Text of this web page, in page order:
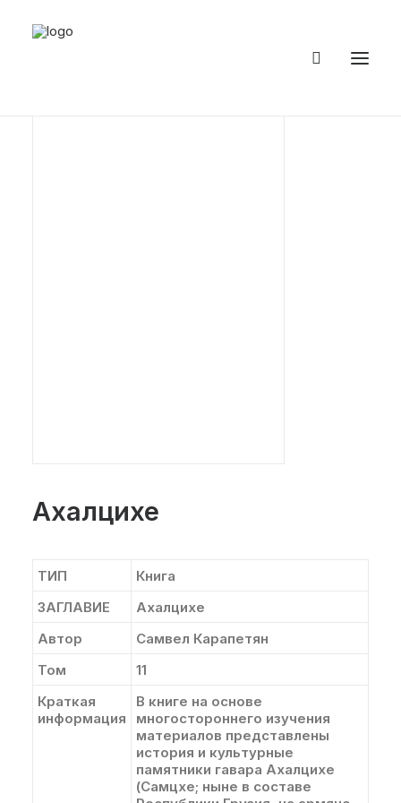
Ахалцихе
ТИП
Книга
ЗАГЛАВИЕ
Ахалцихе
Автор
Самвел Карапетян
Том
11
Краткая
информация
В книге на основе
многостороннего изучения
материалов представлены
история и культурные
памятники гавара Ахалцихе
(Самцхе; ныне в составе